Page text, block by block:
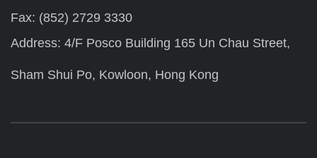
Fax: (852) 2729 3330
Address: 4/F Posco Building 165 Un Chau Street,
Sham Shui Po, Kowloon, Hong Kong